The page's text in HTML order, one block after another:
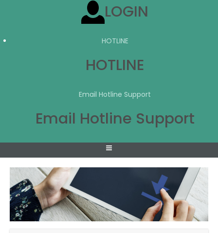
LOGIN
HOTLINE
HOTLINE
Email Hotline Support
Email Hotline Support